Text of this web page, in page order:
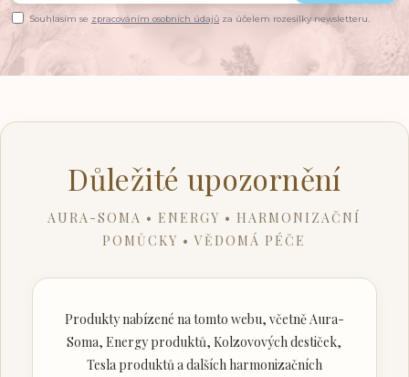
Souhlasím se zpracováním osobních údajů za účelem rozesílky newsletteru.
Důležité upozornění
AURA-SOMA • ENERGY • HARMONIZAČNÍ
POMŮCKY • VĚDOMÁ PÉČE
Produkty nabízené na tomto webu, včetně Aura-
Soma, Energy produktů, Kolzovových destiček,
Tesla produktů a dalších harmonizačních